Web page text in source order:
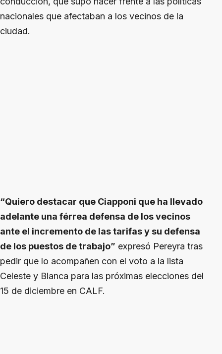
nacionales que afectaban a los vecinos de la
ciudad.
“Quiero destacar que Ciapponi que ha llevado
adelante una férrea defensa de los vecinos
ante el incremento de las tarifas y su defensa
de los puestos de trabajo” expresó Pereyra tras
pedir que lo acompañen con el voto a la lista
Celeste y Blanca para las próximas elecciones del
15 de diciembre en CALF.